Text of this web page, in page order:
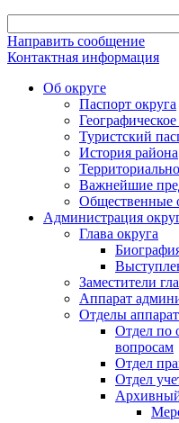
Направить сообщение
Контактная информация
Об округе
Паспорт округа
Туристский
История района
Важнейшие
Общественные
Администрация
Глава округа
Заместители
Аппарат
Отделы
Отдел по
вопросам
Отдел
Отдел